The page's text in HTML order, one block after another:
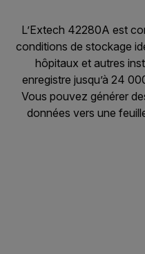
L’Extech 42280A est
conditions de stockage
hôpitaux et autres
enregistre jusqu’à 24
Vous pouvez générer
données vers une